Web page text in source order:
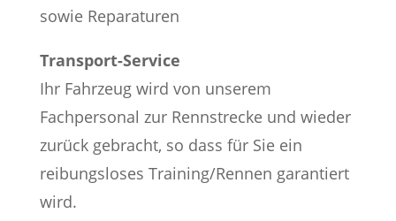
sowie Reparaturen
Transport-Service
Ihr Fahrzeug wird von unserem
Fachpersonal zur Rennstrecke und wieder
zurück gebracht, so dass für Sie ein
reibungsloses Training/Rennen garantiert
wird.